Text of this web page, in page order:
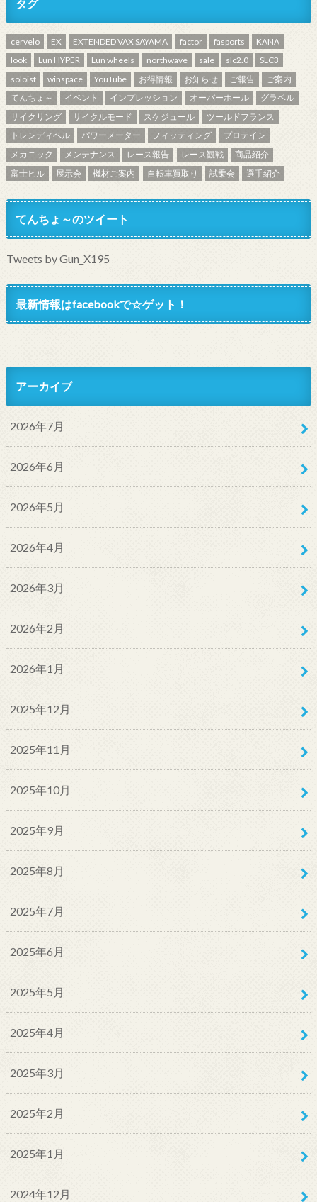
タグ
cervelo EX EXTENDED VAX SAYAMA factor fasports
KANA
look
Lun HYPER Lun wheels northwave sale slc2.0
SLC3
soloist
winspace YouTube お得情報 お知らせ ご報告
ご案内
てんちょ～
イベント インプレッション オーバーホール
グラベル
サイクリング
サイクルモード スケジュール
ツールドフランス
トレンディベル
パワーメーター フィッティング
プロテイン
メカニック
メンテナンス レース報告 レース観戦
商品紹介
富士ヒル
展示会 機材ご案内 自転車買取り 試乗会 選手紹介
てんちょ～のツイート
Tweets by Gun_X195
最新情報はfacebookで☆ゲット！
アーカイブ
2026年7月
2026年6月
2026年5月
2026年4月
2026年3月
2026年2月
2026年1月
2025年12月
2025年11月
2025年10月
2025年9月
2025年8月
2025年7月
2025年6月
2025年5月
2025年4月
2025年3月
2025年2月
2025年1月
2024年12月